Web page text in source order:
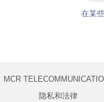
在某
MCR
隐私和法律